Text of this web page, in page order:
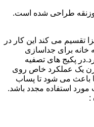
تقسیم می کند این کار در
خانه برای جداسازی
پکیج های تصفیه
یک عملکرد خاص روی
باعث می شود تا پساب
مورد استفاده مجدد باشد.
: